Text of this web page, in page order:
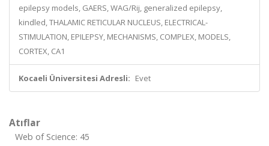
epilepsy models, GAERS, WAG/Rij, generalized epilepsy,
kindled, THALAMIC RETICULAR NUCLEUS, ELECTRICAL-
STIMULATION, EPILEPSY, MECHANISMS, COMPLEX, MODELS,
CORTEX, CA1
Kocaeli Üniversitesi Adresli: Evet
Atıflar
Web of Science: 45